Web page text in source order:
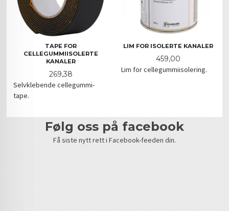
TAPE FOR
CELLEGUMMIISOLERTE
KANALER
Pris
269,38
Selvklebende cellegummi-
tape.
LIM FOR ISOLERTE KANALER
Pris
459,00
Lim for cellegummiisolering.
følg oss på facebook
Få siste nytt rett i Facebook-feeden din.